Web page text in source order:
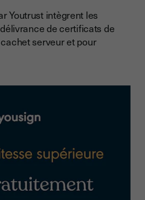
Youtrust intègrent les
de certificats de
serveur et pour